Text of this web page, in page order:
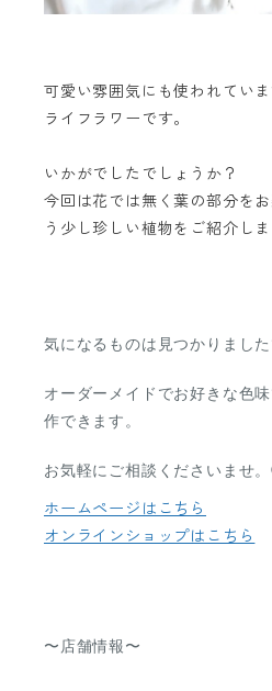
可愛い雰囲気にも使われてい
ライフラワーです。
いかがでしたでしょうか？
今回は花では無く葉の部分を
う少し珍しい植物をご紹介しま
気になるものは見つかりました
オーダーメイドでお好きな色
作できます。
お気軽にご相談くださいませ
ホームページはこちら
オンラインショップはこちら
〜店舗情報〜